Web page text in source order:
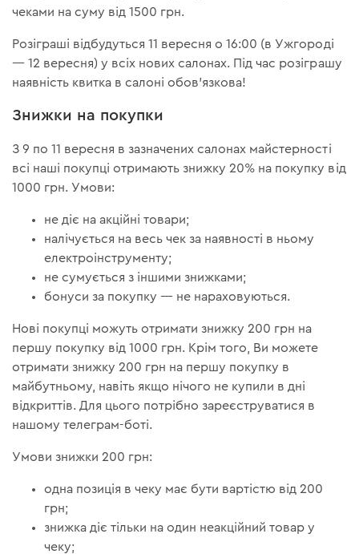
чеками на суму від 1500 грн.
Розіграші відбудуться 11 вересня о 16:00 (в Ужгороді
— 12 вересня) у всіх нових салонах. Під час розіграшу
наявність квитка в салоні обов'язкова!
Знижки на покупки
З 9 по 11 вересня в зазначених салонах майстерності
всі наші покупці отримають знижку 20% на покупку від
1000 грн. Умови:
не діє на акційні товари;
налічується на весь чек за наявності в ньому
електроінструменту;
не сумується з іншими знижками;
бонуси за покупку — не нараховуються.
Нові покупці можуть отримати знижку 200 грн на
першу покупку від 1000 грн. Крім того, Ви можете
отримати знижку 200 грн на першу покупку в
майбутньому, навіть якщо нічого не купили в дні
відкриттів. Для цього потрібно зареєструватися в
нашому телеграм-боті.
Умови знижки 200 грн:
одна позиція в чеку має бути вартістю від 200
грн;
знижка діє тільки на один неакційний товар у
чеку;